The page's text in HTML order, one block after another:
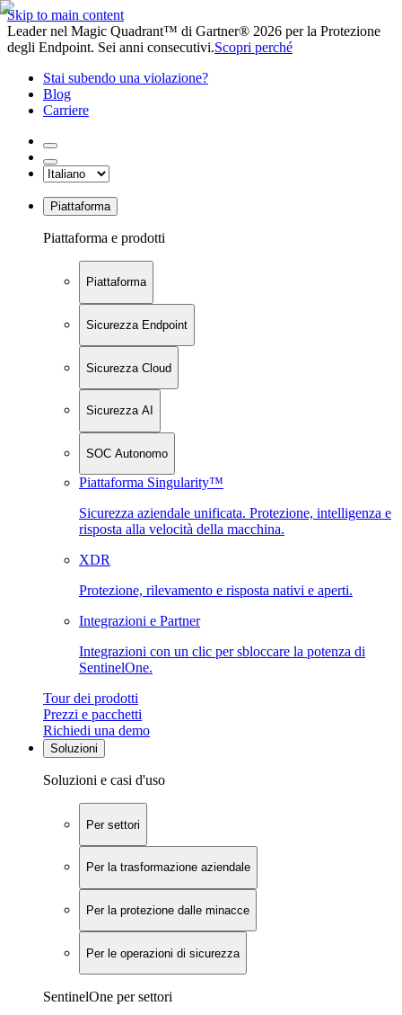
Skip to main content
Leader nel Magic Quadrant™ di Gartner® 2026 per la Protezione
degli Endpoint. Sei anni consecutivi.Scopri perché
Stai subendo una violazione?
Blog
Carriere
Piattaforma
Piattaforma e prodotti
Piattaforma
Sicurezza Endpoint
Sicurezza Cloud
Sicurezza AI
SOC Autonomo
Piattaforma Singularity™
Sicurezza aziendale unificata. Protezione, intelligenza e
risposta alla velocità della macchina.
XDR
Protezione, rilevamento e risposta nativi e aperti.
Integrazioni e Partner
Integrazioni con un clic per sbloccare la potenza di
SentinelOne.
Tour dei prodotti
Prezzi e pacchetti
Richiedi una demo
Soluzioni
Soluzioni e casi d'uso
Per settori
Per la trasformazione aziendale
Per la protezione dalle minacce
Per le operazioni di sicurezza
SentinelOne per settori